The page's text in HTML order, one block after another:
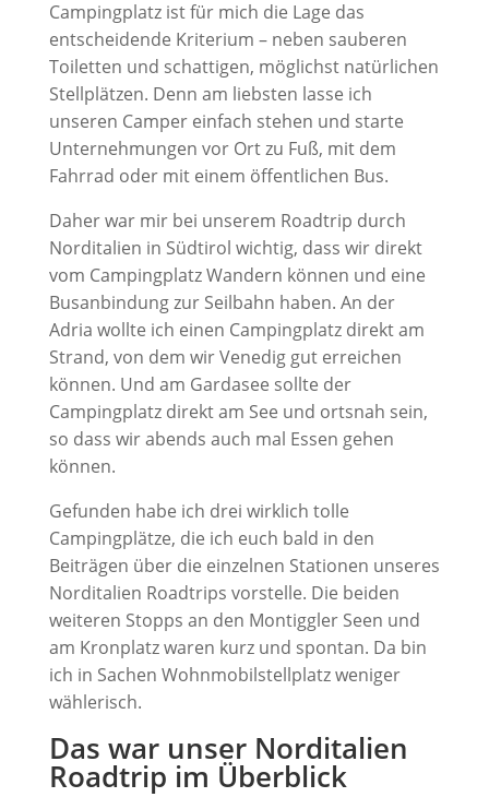
Campingplatz ist für mich die Lage das
entscheidende Kriterium – neben sauberen
Toiletten und schattigen, möglichst natürlichen
Stellplätzen. Denn am liebsten lasse ich
unseren Camper einfach stehen und starte
Unternehmungen vor Ort zu Fuß, mit dem
Fahrrad oder mit einem öffentlichen Bus.
Daher war mir bei unserem Roadtrip durch
Norditalien in Südtirol wichtig, dass wir direkt
vom Campingplatz Wandern können und eine
Busanbindung zur Seilbahn haben. An der
Adria wollte ich einen Campingplatz direkt am
Strand, von dem wir Venedig gut erreichen
können. Und am Gardasee sollte der
Campingplatz direkt am See und ortsnah sein,
so dass wir abends auch mal Essen gehen
können.
Gefunden habe ich drei wirklich tolle
Campingplätze, die ich euch bald in den
Beiträgen über die einzelnen Stationen unseres
Norditalien Roadtrips vorstelle. Die beiden
weiteren Stopps an den Montiggler Seen und
am Kronplatz waren kurz und spontan. Da bin
ich in Sachen Wohnmobilstellplatz weniger
wählerisch.
Das war unser Norditalien
Roadtrip im Überblick